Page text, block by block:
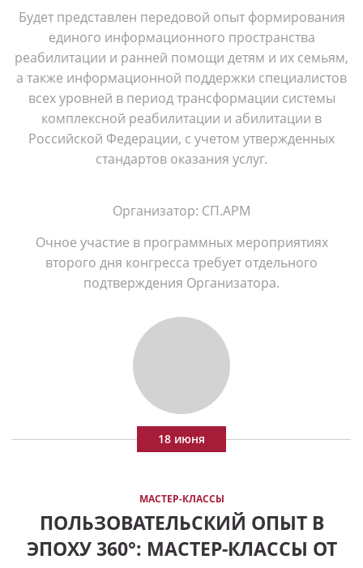
18 июня
Будет представлен передовой опыт формирования
единого информационного пространства
реабилитации и ранней помощи детям и их семьям,
а также информационной поддержки специалистов
всех уровней в период трансформации системы
комплексной реабилитации и абилитации в
Российской Федерации, с учетом утвержденных
стандартов оказания услуг.
Организатор: СП.АРМ
Очное участие в программных мероприятиях
второго дня конгресса требует отдельного
подтверждения Организатора.
МАСТЕР-КЛАССЫ
ПОЛЬЗОВАТЕЛЬСКИЙ ОПЫТ В
ЭПОХУ 360°: МАСТЕР-КЛАССЫ ОТ